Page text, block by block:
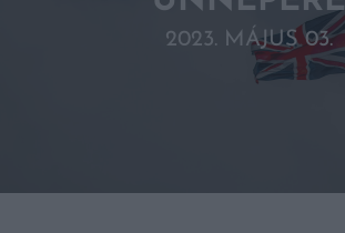
2023. MÁJUS 03.